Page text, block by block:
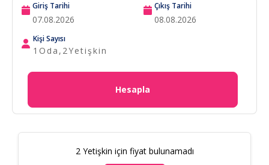
Giriş Tarihi Çıkış Tarihi
Kişi Sayısı
1 Oda, 2Yetişkin
Hesapla
2 Yetişkin için fiyat bulunamadı